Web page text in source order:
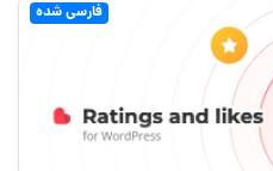
فارسی شده